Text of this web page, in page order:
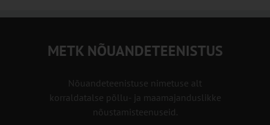
METK NÕUANDETEENISTUS
Nõuandeteenistuse nimetuse alt
korraldatalse põllu- ja maamajanduslikke
nõustamisteenuseid.